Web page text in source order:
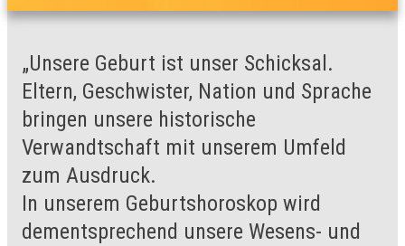
„Unsere Geburt ist unser Schicksal.
Eltern, Geschwister, Nation und Sprache
bringen unsere historische
Verwandtschaft mit unserem Umfeld
zum Ausdruck.
In unserem Geburtshoroskop wird
dementsprechend unsere Wesens- und